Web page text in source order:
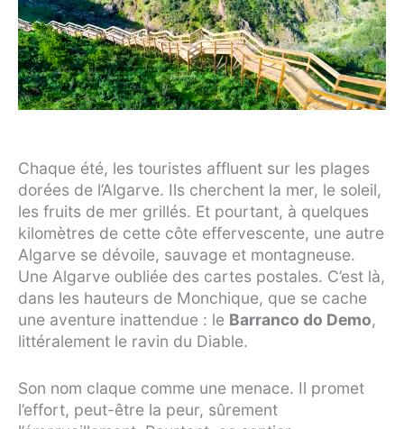
Chaque été, les touristes affluent sur les plages
dorées de l’Algarve. Ils cherchent la mer, le soleil,
les fruits de mer grillés. Et pourtant, à quelques
kilomètres de cette côte effervescente, une autre
Algarve se dévoile, sauvage et montagneuse.
Une Algarve oubliée des cartes postales. C’est là,
dans les hauteurs de Monchique, que se cache
une aventure inattendue : le Barranco do Demo,
littéralement le ravin du Diable.
Son nom claque comme une menace. Il promet
l’effort, peut-être la peur, sûrement